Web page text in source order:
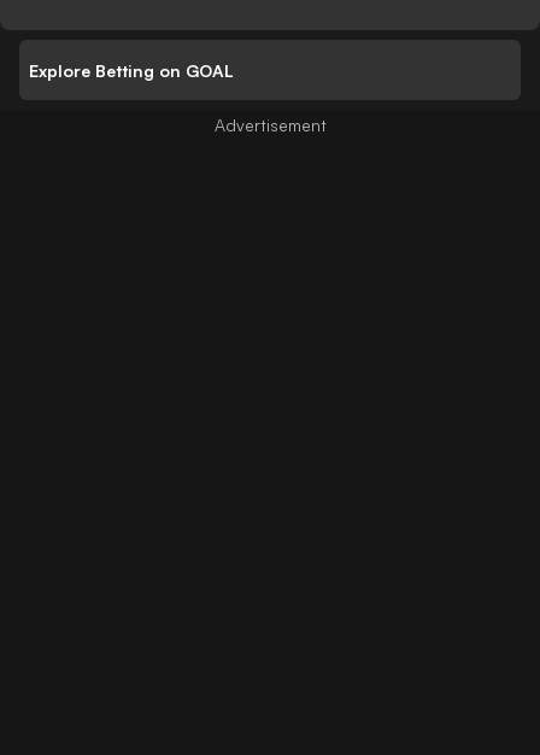
Explore Betting on GOAL